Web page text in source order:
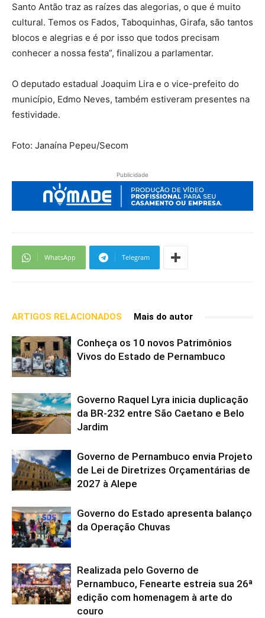
Santo Antão traz as raízes das alegorias, o que é muito
cultural. Temos os Fados, Taboquinhas, Girafa, são tantos
blocos e alegrias e é por isso que todos precisam
conhecer a nossa festa”, finalizou a parlamentar.
O deputado estadual Joaquim Lira e o vice-prefeito do
município, Edmo Neves, também estiveram presentes na
festividade.
Foto: Janaína Pepeu/Secom
Publicidade
WhatsApp Telegram
ARTIGOS RELACIONADOS Mais do autor
Conheça os 10 novos Patrimônios
Vivos do Estado de Pernambuco
Governo Raquel Lyra inicia duplicação
da BR-232 entre São Caetano e Belo
Jardim
Governo de Pernambuco envia Projeto
de Lei de Diretrizes Orçamentárias de
2027 à Alepe
Governo do Estado apresenta balanço
da Operação Chuvas
Realizada pelo Governo de
Pernambuco, Fenearte estreia sua 26ª
edição com homenagem à arte do
couro